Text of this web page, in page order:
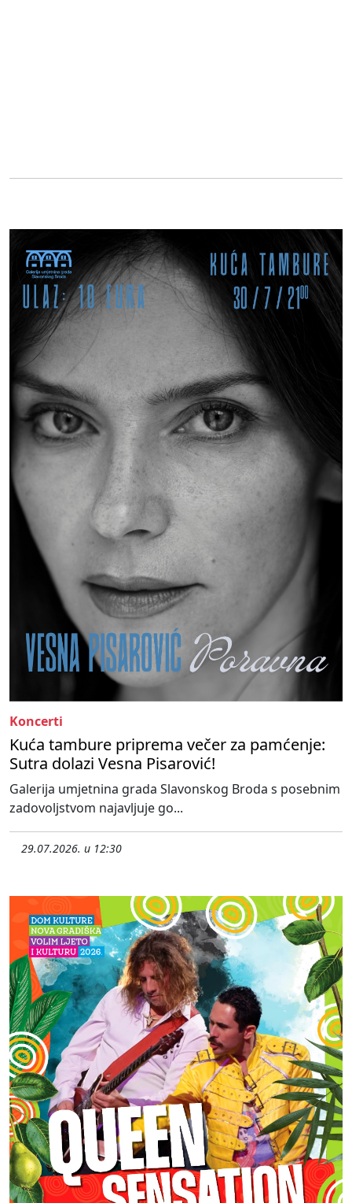
Koncerti
Kuća tambure priprema večer za pamćenje:
Sutra dolazi Vesna Pisarović!
Galerija umjetnina grada Slavonskog Broda s posebnim
zadovoljstvom najavljuje go...
29.07.2026. u 12:30